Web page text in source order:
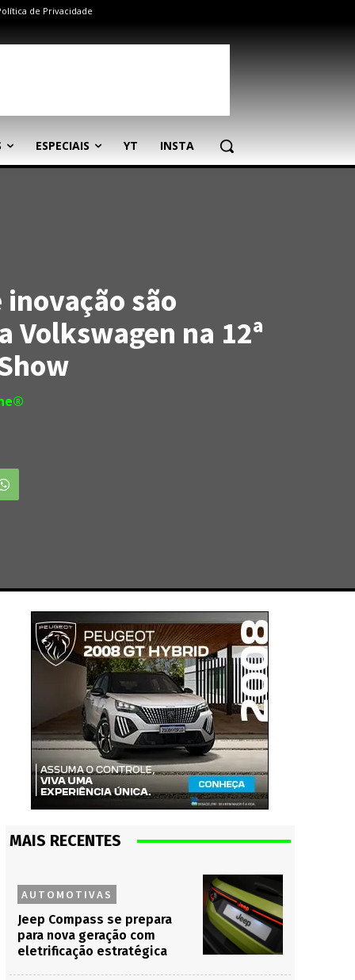
de Privacidade
ESPECIAIS YT INSTA
são
Volkswagen na 12ª
MAIS RECENTES
AUTOMOTIVAS
Jeep Compass se prepara
para nova geração com
eletrificação estratégica